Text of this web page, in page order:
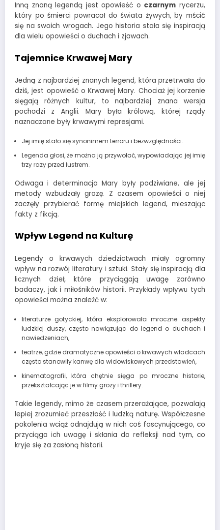
Inną znaną legendą jest opowieść o czarnym rycerzu,
który po śmierci powracał do świata żywych, by mścić
się na swoich wrogach. Jego historia stała się inspiracją
dla wielu opowieści o duchach i zjawach.
Tajemnice Krwawej Mary
Jedną z najbardziej znanych legend, która przetrwała do
dziś, jest opowieść o Krwawej Mary. Chociaż jej korzenie
sięgają różnych kultur, to najbardziej znana wersja
pochodzi z Anglii. Mary była królową, której rządy
naznaczone były krwawymi represjami.
Jej imię stało się synonimem terroru i bezwzględności.
Legenda głosi, że można ją przywołać, wypowiadając jej imię
trzy razy przed lustrem.
Odwaga i determinacja Mary były podziwiane, ale jej
metody wzbudzały grozę. Z czasem opowieści o niej
zaczęły przybierać formę miejskich legend, mieszając
fakty z fikcją.
Wpływ Legend na Kulturę
Legendy o krwawych dziedzictwach miały ogromny
wpływ na rozwój literatury i sztuki. Stały się inspiracją dla
licznych dzieł, które przyciągają uwagę zarówno
badaczy, jak i miłośników historii. Przykłady wpływu tych
opowieści można znaleźć w:
literaturze gotyckiej, która eksplorowała mroczne aspekty
ludzkiej duszy, często nawiązując do legend o duchach i
nawiedzeniach,
teatrze, gdzie dramatyczne opowieści o krwawych władcach
często stanowiły kanwę dla widowiskowych przedstawień,
kinematografii, która chętnie sięga po mroczne historie,
przekształcając je w filmy grozy i thrillery.
Takie legendy, mimo że czasem przerażające, pozwalają
lepiej zrozumieć przeszłość i ludzką naturę. Współczesne
pokolenia wciąż odnajdują w nich coś fascynującego, co
przyciąga ich uwagę i skłania do refleksji nad tym, co
kryje się za zasłoną historii.